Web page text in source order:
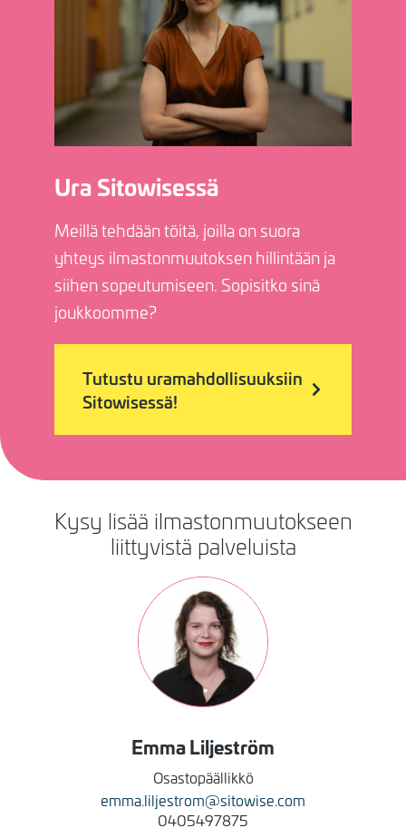
Ura Sitowisessä
Meillä tehdään töitä, joilla on suora
yhteys ilmastonmuutoksen hillintään ja
siihen sopeutumiseen. Sopisitko sinä
joukkoomme?
Tutustu uramahdollisuuksiin
Sitowisessä!
Kysy lisää ilmastonmuutokseen
liittyvistä palveluista
EmmaLiljeström
Osastopäällikkö
emma.liljestrom@sitowise.com
0405497875